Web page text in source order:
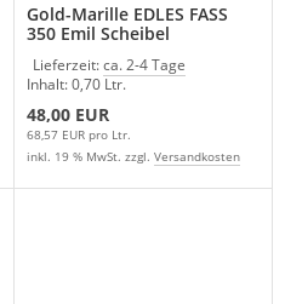
Gold-Marille EDLES FASS
350 Emil Scheibel
Lieferzeit:ca. 2-4 Tage
Inhalt: 0,70 Ltr.
48,00 EUR
68,57 EUR pro Ltr.
inkl. 19 % MwSt. zzgl. Versandkosten